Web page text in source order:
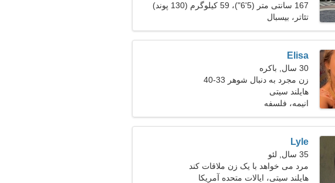
167 سانتی متر (5'6")، 59 کیلوگرم (130 پوند)
تئاتر، بیسبال
Elisa
30 سال, باکره
زن مجرد به دنبال شوهر 33-40
هایلند سیتی
انیمه، فلسفه
Lyle
35 سال, لئو
مرد می خواهد با یک زن ملاقات کند
هایلند سیتی، ایالات متحده آمریکا